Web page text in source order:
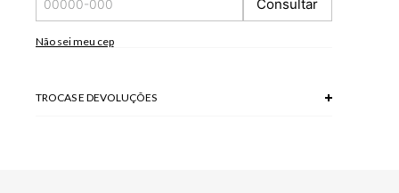
*A tonalidade das cores pode variar de acordo com a sua
Consultar
Não sei meu cep
TROCAS E DEVOLUÇÕES